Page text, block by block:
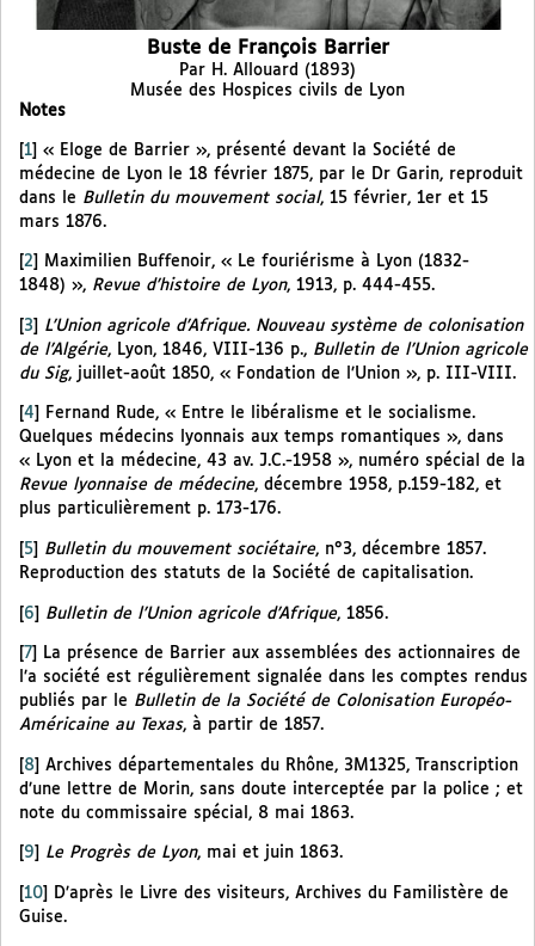
Buste de François Barrier
Par H. Allouard (1893)
Musée des Hospices civils de Lyon
Notes
[1] « Eloge de Barrier », présenté devant la Société de
médecine de Lyon le 18 février 1875, par le Dr Garin, reproduit
dans le Bulletin du mouvement social, 15 février, 1er et 15
mars 1876.
2
Maximilien Buffenoir, « Le fouriérisme à Lyon (1832-
1848) », Revue d’histoire de Lyon, 1913, p. 444-455.
[3] L’Union agricole d’Afrique. Nouveau système de colonisation
de l’Algérie, Lyon, 1846, VIII-136 p., Bulletin de l’Union agricole
du Sig, juillet-août 1850, « Fondation de l’Union », p. III-VIII.
4
Fernand Rude, « Entre le libéralisme et le socialisme.
Quelques médecins lyonnais aux temps romantiques », dans
« Lyon et la médecine, 43 av. J.C.-1958 », numéro spécial de la
Revue lyonnaise de médecine, décembre 1958, p.159-182, et
plus particulièrement p. 173-176.
5 Bulletin du mouvement sociétaire, n°3, décembre 1857.
Reproduction des statuts de la Société de capitalisation.
[6] Bulletin de l’Union agricole d’Afrique, 1856.
7
La présence de Barrier aux assemblées des actionnaires de
l’a société est régulièrement signalée dans les comptes rendus
publiés par le Bulletin de la Société de Colonisation Européo-
Américaine au Texas, à partir de 1857.
[8] Archives départementales du Rhône, 3M1325, Transcription
d’une lettre de Morin, sans doute interceptée par la police ; et
note du commissaire spécial, 8 mai 1863.
9 Le Progrès de Lyon, mai et juin 1863.
[10]
D’après le Livre des visiteurs, Archives du Familistère de
Guise.